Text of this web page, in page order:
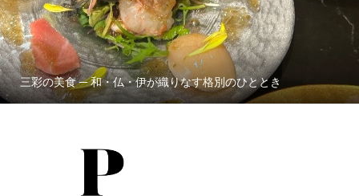
三彩の美食 ─ 和・仏・伊が織りなす格別のひととき